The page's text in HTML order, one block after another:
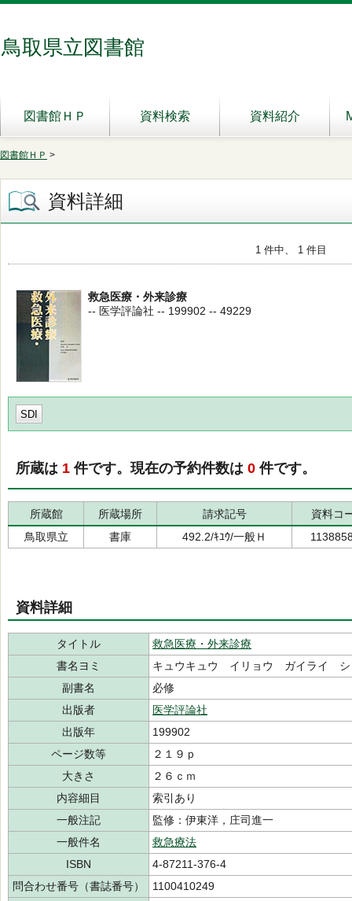
鳥取県立図書館
図書館ＨＰ 資料検索 資料紹介
図書館ＨＰ >
資料詳細
1 件中、 1 件目
救急医療・外来診療
-- 医学評論社 -- 199902 -- 49229
SDI
所蔵は 1 件です。現在の予約件数は 0 件です。
所蔵館 所蔵場所 請求記号
資料コ
鳥取県立
書庫 492.2/ｷﾕｳ/一般Ｈ
資料詳細
タイトル
救急医療・外来診療
書名ヨミ
キュウキュウ イリョウ ガイライ シ
副書名
必修
出版者
医学評論社
出版年
199902
ページ数等
２１９ｐ
大きさ
２６ｃｍ
内容細目
索引あり
一般注記
監修：伊東洋，庄司進一
一般件名
救急療法
ISBN
4-87211-376-4
問合わせ番号（書誌番号）
1100410249